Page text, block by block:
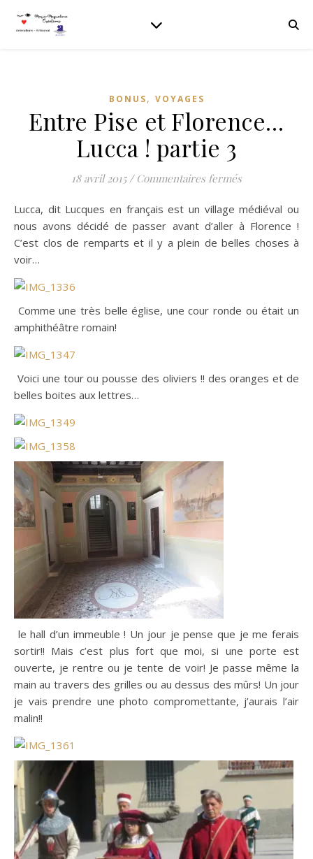
BONUS, VOYAGES
Entre Pise et Florence…
Lucca ! partie 3
18 avril 2015 / Commentaires ferméssur Entre Pise
Lucca, dit Lucques en français est un village médiéval ou
nous avons décidé de passer avant d’aller à Florence !
C’est clos de remparts et il y a plein de belles choses à
voir…
Comme une très belle église, une cour ronde ou était un
amphithéâtre romain!
Voici une tour ou pousse des oliviers !! des oranges et de
belles boites aux lettres…
le hall d’un immeuble ! Un jour je pense que je me ferais
sortir!! Mais c’est plus fort que moi, si une porte est
ouverte, je rentre ou je tente de voir! Je passe même la
main au travers des grilles ou au dessus des mûrs! Un jour
je vais prendre une photo compromettante, j’aurais l’air
malin!!